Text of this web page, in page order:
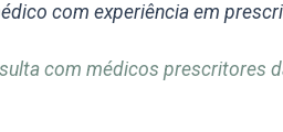
com experiência em
com médicos prescritores